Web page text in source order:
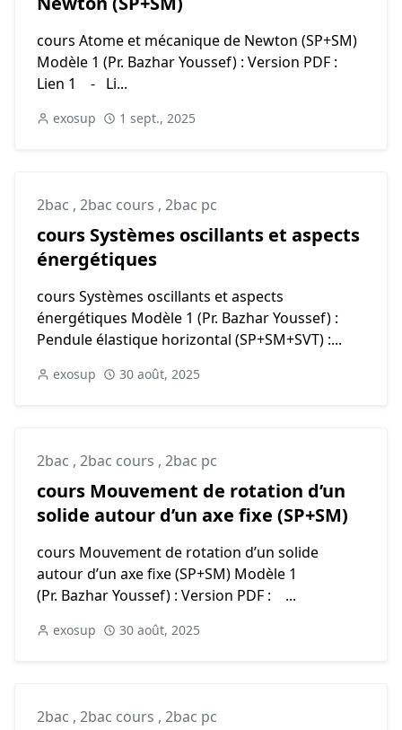
cours Atome et mécanique de Newton (SP+SM)
Modèle 1 (Pr. Bazhar Youssef) : Version PDF :
Lien 1 - Li...
exosup 1 sept., 2025
2bac , 2bac cours , 2bac pc
cours Systèmes oscillants et aspects
énergétiques
cours Systèmes oscillants et aspects
énergétiques Modèle 1 (Pr. Bazhar Youssef) :
Pendule élastique horizontal (SP+SM+SVT) :...
exosup 30 août, 2025
2bac , 2bac cours , 2bac pc
cours Mouvement de rotation d’un
solide autour d’un axe fixe (SP+SM)
cours Mouvement de rotation d’un solide
autour d’un axe fixe (SP+SM) Modèle 1
(Pr. Bazhar Youssef) : Version PDF : ...
exosup 30 août, 2025
2bac , 2bac cours , 2bac pc